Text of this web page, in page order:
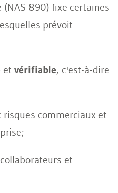
890) fixe certaines
prévoit
et vérifiable, c'est-à-dire
commerciaux et
et